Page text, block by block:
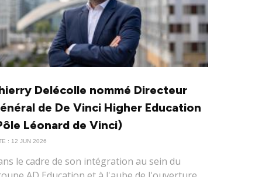
Delécolle nommé Directeur
de De Vinci Higher Education
Léonard de Vinci)
: 12 JUN 2026
le cadre de son intégration au sein du